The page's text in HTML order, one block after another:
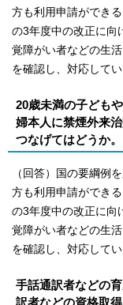
方も利用申請ができ
の3年度中の改正に向
覚障がい者などの生
を確認し、対応してい
20歳未満の子ども
婦本人に禁煙外来
つなげてはどうか。
（回答）国の要綱例
方も利用申請ができ
の3年度中の改正に向
覚障がい者などの生
を確認し、対応してい
手話通訳者などの
訳者などの資格取